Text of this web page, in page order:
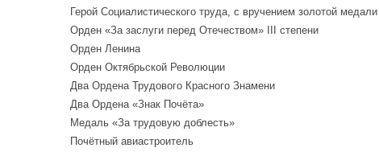
Герой Социалистического труда, с вручением золотой
Орден «За заслуги перед Отечеством» III степени
Орден Ленина
Орден Октябрьской Революции
Два Ордена Трудового Красного Знамени
Два Ордена «Знак Почёта»
Медаль «За трудовую доблесть»
Почётный авиастроитель